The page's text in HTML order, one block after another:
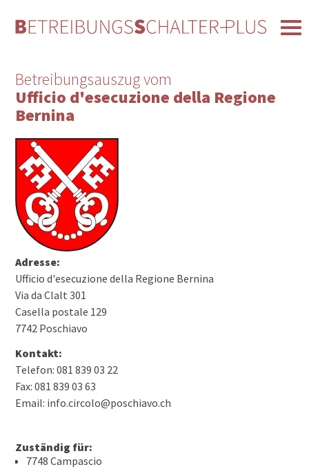
Betreibungsauszug vom
Ufficio d'esecuzione della Regione
Bernina
Adresse:
Ufficio d'esecuzione della Regione Bernina
Via da Clalt 301
Casella postale 129
7742 Poschiavo
Kontakt:
Telefon: 081 839 03 22
Fax: 081 839 03 63
Email: info.circolo@poschiavo.ch
Zuständig für:
7748 Campascio